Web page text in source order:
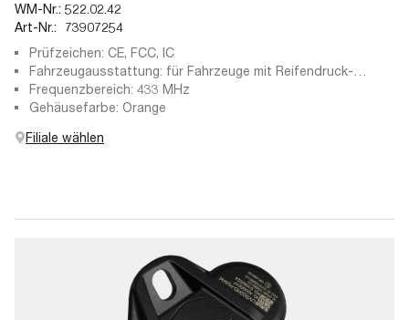
WM-Nr.: 522.02.42
Art-Nr.:
73907254
Prüfzeichen: CE, FCC, IC
Fahrzeugausstattung: für Fahrzeuge mit Reifendruck-
Kontrollsystem
Frequenzbereich: 433 MHz
Gehäusefarbe: Orange
Filiale wählen